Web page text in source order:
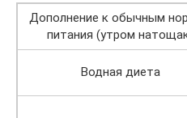
Дополнение к обычным
питания (утром
Водная диета